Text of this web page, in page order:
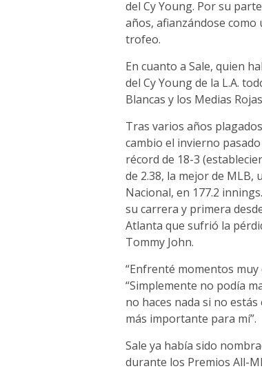
del Cy Young. Por su
años, afianzándose
trofeo.
En cuanto a Sale, quien
del Cy Young de la L.A.
Blancas y los Medias
Tras varios años
cambio el invierno
récord de 18-3
de 2.38, la mejor de MLB,
Nacional, en 177.2
su carrera y primera
Atlanta que sufrió la
Tommy John.
“Enfrenté momentos
“Simplemente no podía
no haces nada si no
más importante para mí”.
Sale ya había sido
durante los Premios All-